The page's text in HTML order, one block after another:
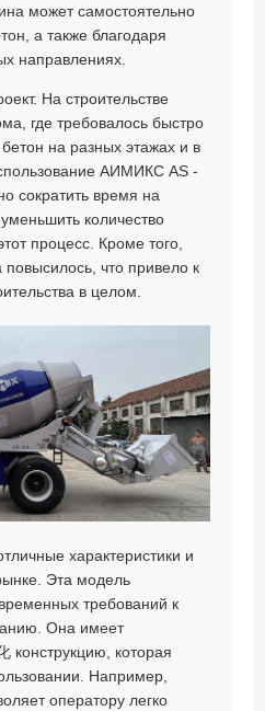
может самостоятельно
а также благодаря
направлениях.
На строительстве
где требовалось быстро
на разных этажах и в
АИМИКС AS -
сократить время на
количество
процесс. Кроме того,
повысилось, что привело к
в целом.
характеристики и
Эта модель
требований к
Она имеет
конструкцию, которая
Например,
оператору легко